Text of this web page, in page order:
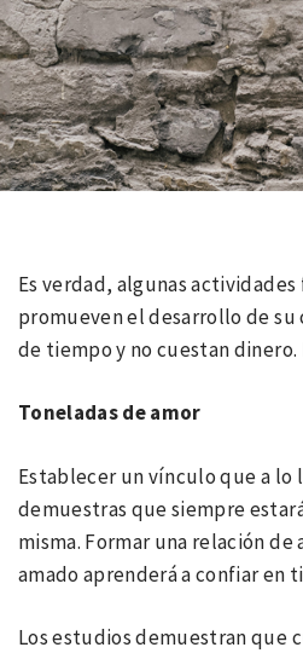
Es verdad, algunas
promueven el desarrollo de su
de tiempo y no cuestan dinero.
Toneladas de amor
Establecer un vínculo que a lo
demuestras que siempre
misma. Formar una relación
amado aprenderá a confiar en
Los estudios demuestran que